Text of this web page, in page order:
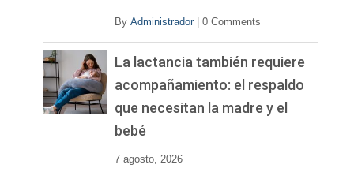
By Administrador 0 Comments
La lactancia también requiere
acompañamiento: el respaldo
que necesitan la madre y el
bebé
7 agosto, 2026